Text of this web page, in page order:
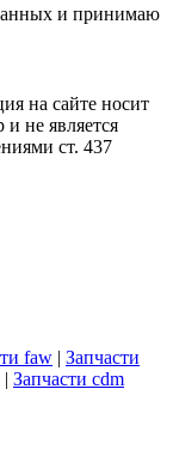
и принимаю
на сайте носит
не является
ст. 437
faw
Запчасти
Запчасти cdm